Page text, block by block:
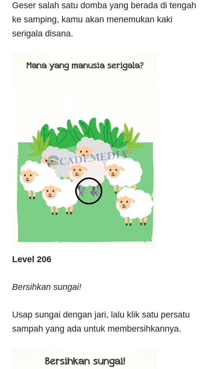
Geser salah satu domba yang berada di tengah
ke samping, kamu akan menemukan kaki
serigala disana.
Level 206
Bersihkan sungai!
Usap sungai dengan jari, lalu klik satu persatu
sampah yang ada untuk membersihkannya.